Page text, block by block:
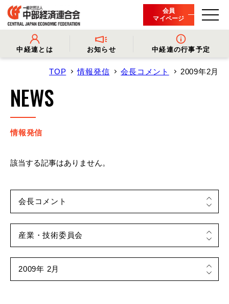
会員
マイページ
中経連とは
- 会長挨拶
- 役員名簿
- 会員一覧
お知らせ
- プレスリリース
- 会長コメント
- イベント・セミナー
中経連の行事予定
TOP 情報発信 会長コメント 2009年2月
NEWS
情報発信
該当する記事はありません。